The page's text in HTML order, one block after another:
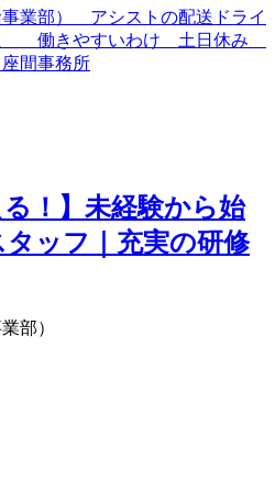
る！】未経験から始
ッフ｜充実の研修
部）